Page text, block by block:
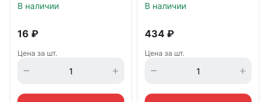
В наличии
16 ₽
Цена за шт.
В наличии
434 ₽
Цена за шт.